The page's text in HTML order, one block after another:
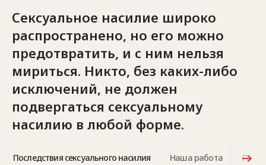
Сексуальное насилие широко
распространено, но его можно
предотвратить, и с ним нельзя
мириться. Никто, без каких-либо
исключений, не должен
подвергаться сексуальному
насилию в любой форме.
Последствия сексуального насилия Наша работа